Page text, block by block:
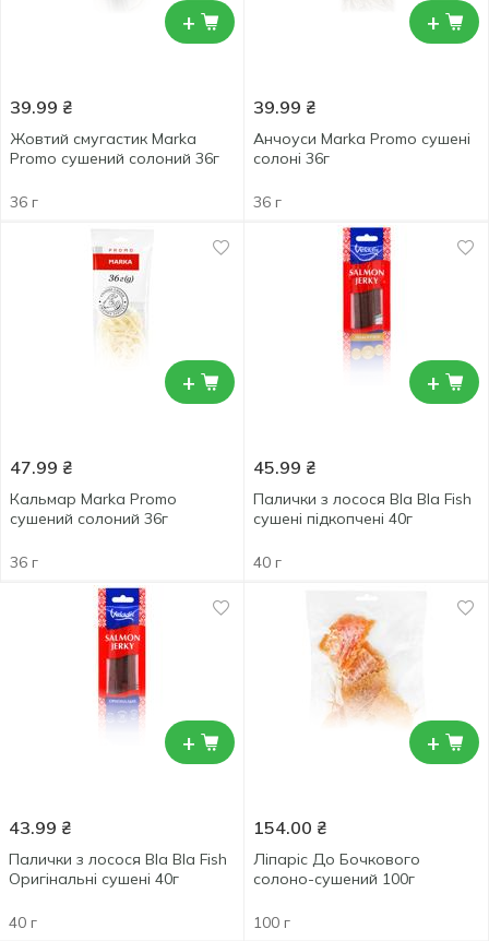
+
39.99 ₴
Жовтий смугастик Marka
Promo сушений солоний 36г
36 г
+
39.99 ₴
Анчоуси Marka Promo сушені
солоні 36г
36 г
+
47.99 ₴
Кальмар Marka Promo
сушений солоний 36г
36 г
+
45.99 ₴
Палички з лосося Bla Bla Fish
сушені підкопчені 40г
40 г
+
43.99 ₴
Палички з лосося Bla Bla Fish
Оригінальні сушені 40г
40 г
+
154.00 ₴
Ліпаріс До Бочкового
солоно-сушений 100г
100 г